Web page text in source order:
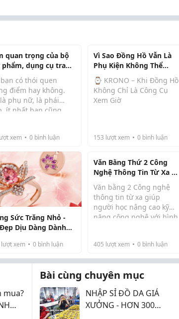
quan trọng của bộ
phẩm, dụng cụ trang
cơ bản
có thói quen
điểm hay không.
phụ nữ, là phái
ít nhất bạn cũng
chính mình. Một thỏi
hộp phấn phủ hay
là những món
xem 0 bình luận
Vì Sao Đồng Hồ Vẫn Là
Phụ Kiện Không Thể
Thiếu Trong Thời Đại Số?
⌚ KRONO – Khi Đồng Hồ
Không Chỉ Là Công Cụ
Xem Giờ
thay thế hầu hết các chức
một người vẫn lựa chọn
đeo đồng hồ trên cổ tay
không đ...
153 lượt xem 0bình luận
Sức Trăng Nhỏ -
Dịu Dàng Dành
lượt xem 0 bình luận
Văn Bằng Thứ 2 Công
Nghệ Thông Tin Từ Xa -
Lựa Chọn Linh Hoạt
Trong Thời Đại Số
Văn bằng 2 Công nghệ
thông tin từ xa giúp
người học nâng cao kỹ
năng công nghệ với hình
làm.
Chọn Học Văn Bằn...
405 lượt xem 0bình luận
mua?
Bài cùng chuyên mục
NHẬP SỈ ĐỒ DA GIÁ
XƯỞNG - HƠN 300